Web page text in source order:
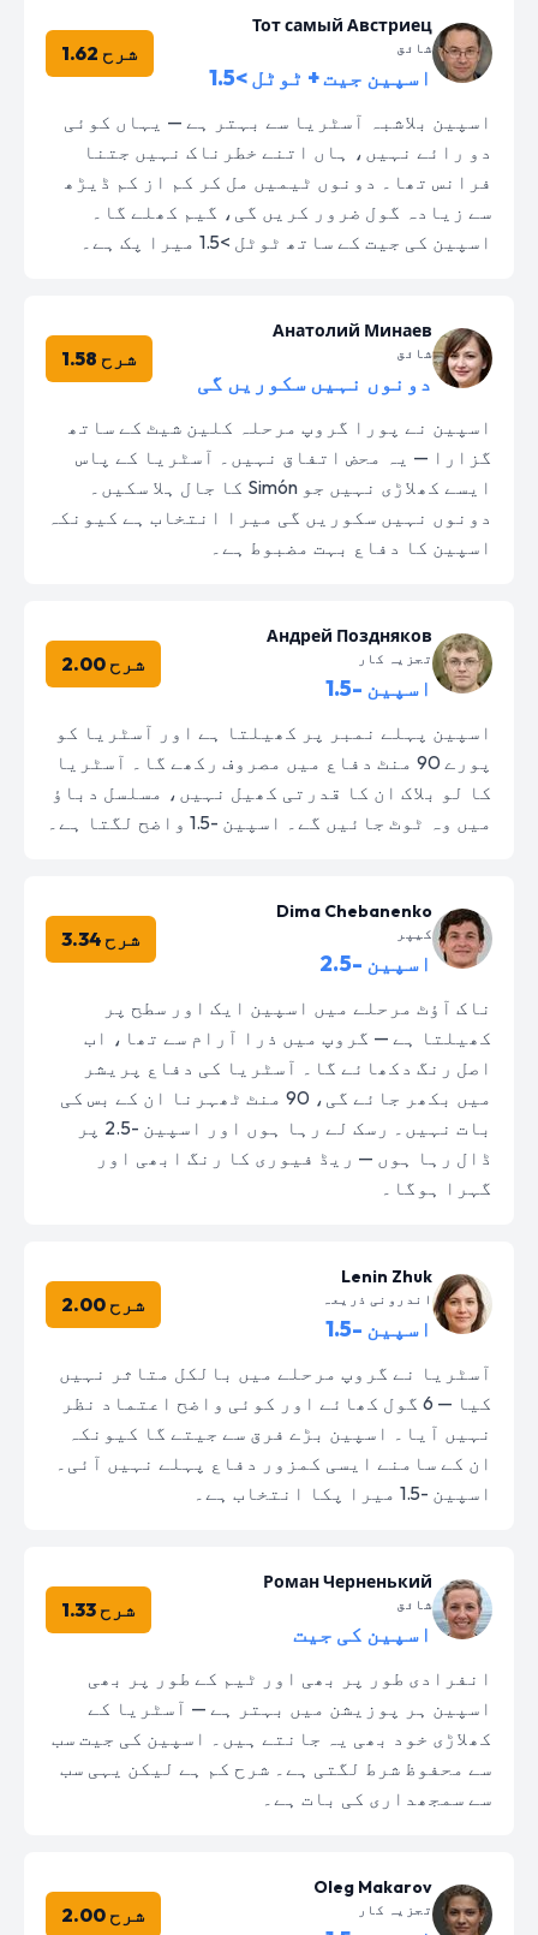
Тот самый Австриец
شائق
اسپین جیت + ٹوٹل >1.5
شرح 1.62
اسپین بلاشبہ آسٹریا سے بہتر ہے — یہاں کوئی
دو رائے نہیں، ہاں اتنے خطرناک نہیں جتنا
فرانس تھا۔ دونوں ٹیمیں مل کر کم از کم ڈیڑھ
سے زیادہ گول ضرور کریں گی، گیم کھلے گا۔
اسپین کی جیت کے ساتھ ٹوٹل >1.5 میرا پک ہے۔
Анатолий Минаев
شائق
دونوں نہیں سکوریں گی
شرح 1.58
اسپین نے پورا گروپ مرحلہ کلین شیٹ کے ساتھ
گزارا — یہ محض اتفاق نہیں۔ آسٹریا کے پاس
ایسے کھلاڑی نہیں جو Simón کا جال ہلا سکیں۔
دونوں نہیں سکوریں گی میرا انتخاب ہے کیونکہ
اسپین کا دفاع بہت مضبوط ہے۔
Андрей Поздняков
تجزیہ کار
اسپین -1.5
شرح 2.00
اسپین پہلے نمبر پر کھیلتا ہے اور آسٹریا کو
پورے 90 منٹ دفاع میں مصروف رکھے گا۔ آسٹریا
کا لو بلاک ان کا قدرتی کھیل نہیں، مسلسل دباؤ
میں وہ ٹوٹ جائیں گے۔ اسپین -1.5 واضح لگتا ہے۔
Dima Chebanenko
کیپر
اسپین -2.5
شرح 3.34
ناک آؤٹ مرحلے میں اسپین ایک اور سطح پر
کھیلتا ہے — گروپ میں ذرا آرام سے تھا، اب
اصل رنگ دکھائے گا۔ آسٹریا کی دفاع پریشر
میں بکھر جائے گی، 90 منٹ ٹھہرنا ان کے بس کی
بات نہیں۔ رسک لے رہا ہوں اور اسپین -2.5 پر
ڈال رہا ہوں — ریڈ فیوری کا رنگ ابھی اور
گہرا ہوگا۔
Lenin Zhuk
اندرونی ذریعہ
اسپین -1.5
شرح 2.00
آسٹریا نے گروپ مرحلے میں بالکل متاثر نہیں
کیا — 6 گول کھائے اور کوئی واضح اعتماد نظر
نہیں آیا۔ اسپین بڑے فرق سے جیتے گا کیونکہ
ان کے سامنے ایسی کمزور دفاع پہلے نہیں آئی۔
اسپین -1.5 میرا پکا انتخاب ہے۔
Роман Черненький
شائق
اسپین کی جیت
شرح 1.33
انفرادی طور پر بھی اور ٹیم کے طور پر بھی
اسپین ہر پوزیشن میں بہتر ہے — آسٹریا کے
کھلاڑی خود بھی یہ جانتے ہیں۔ اسپین کی جیت سب
سے محفوظ شرط لگتی ہے۔ شرح کم ہے لیکن یہی سب
سے سمجھداری کی بات ہے۔
Oleg Makarov
تجزیہ کار شرح 2.00